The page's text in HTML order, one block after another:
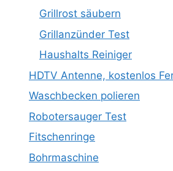
Grillrost säubern
Grillanzünder Test
Haushalts Reiniger
HDTV Antenne, kostenlos
Waschbecken polieren
Robotersauger Test
Fitschenringe
Bohrmaschine